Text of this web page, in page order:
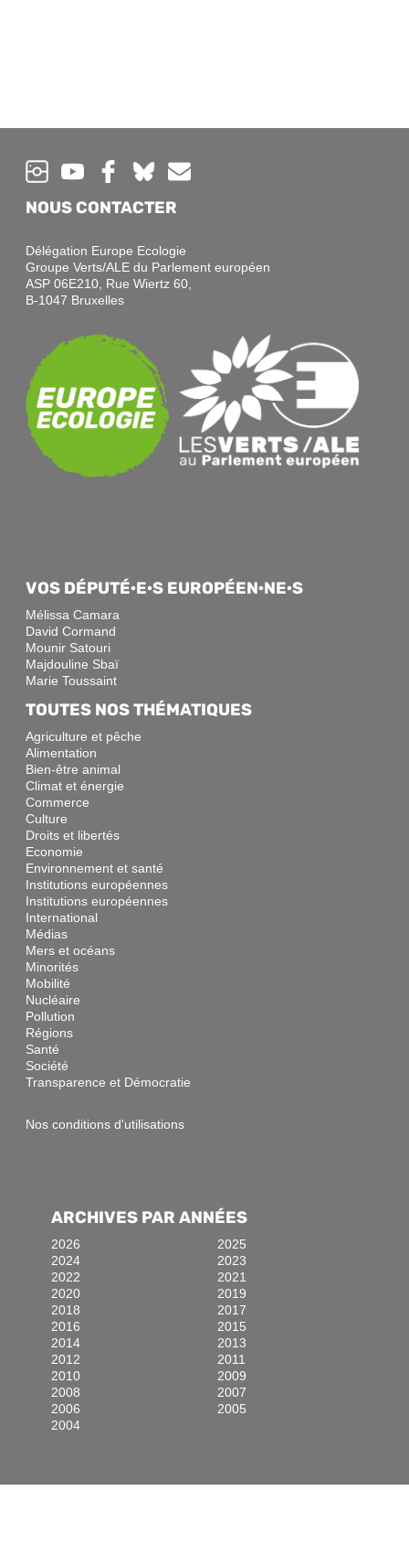
NOUS CONTACTER
Délégation Europe Ecologie
Groupe Verts/ALE du Parlement européen
ASP 06E210, Rue Wiertz 60,
B-1047 Bruxelles
VOS DÉPUTÉ·E·S EUROPÉEN·NE·S
Mélissa Camara
David Cormand
Mounir Satouri
Majdouline Sbaï
Marie Toussaint
TOUTES NOS THÉMATIQUES
Agriculture et pêche
Alimentation
Bien-être animal
Climat et énergie
Commerce
Culture
Droits et libertés
Economie
Environnement et santé
Institutions européennes
Institutions européennes
International
Médias
Mers et océans
Minorités
Mobilité
Nucléaire
Pollution
Régions
Santé
Société
Transparence et Démocratie
Nos conditions d'utilisations
ARCHIVES PAR ANNÉES
2026
2025
2024
2023
2022
2021
2020
2019
2018
2017
2016
2015
2014
2013
2012
2011
2010
2009
2008
2007
2006
2005
2004